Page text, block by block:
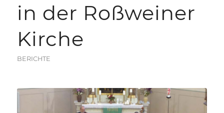
in der Roßweiner
Kirche
BERICHTE